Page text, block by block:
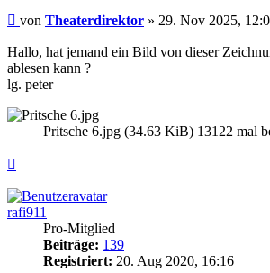
Beitrag
von Theaterdirektor » 29. Nov 2025,
Hallo, hat jemand ein Bild von dieser
ablesen kann ?
lg. peter
Pritsche 6.jpg (34.63 KiB) 13122 mal
rafi911
Pro-Mitglied
Beiträge: 139
Registriert: 20. Aug 2020, 16:16